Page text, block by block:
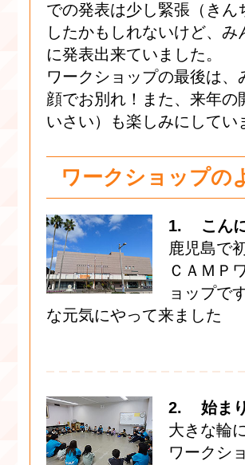
での発表は少し緊張（きん
したかもしれないけど、み
に発表出来ていました。
ワークショップの最後は、
顔でお別れ！また、来年の
いさい）も楽しみにしてい
ワークショップの
1. こん
鹿児島で
ＣＡＭＰ
ョップで
な元気にやって来ました
2. 始ま
大きな輪
ワークシ